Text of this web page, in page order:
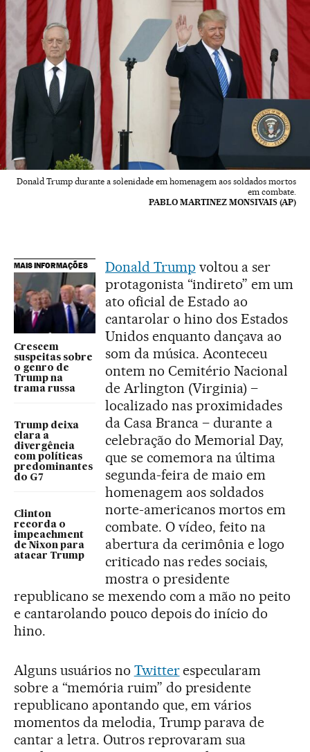
Donald Trump durante a solenidade em homenagem aos soldados mortos
em combate.
PABLO MARTINEZ MONSIVAIS (AP)
MAIS INFORMAÇÕES
Crescem
suspeitas sobre
o genro de
Trump na
trama russa
Trump deixa
clara a
divergência
com políticas
predominantes
do G7
Clinton
recorda o
impeachment
de Nixon para
atacar Trump
Donald Trump voltou a ser
protagonista “indireto” em um
ato oficial de Estado ao
cantarolar o hino dos Estados
Unidos enquanto dançava ao
som da música. Aconteceu
ontem no Cemitério Nacional
de Arlington (Virginia) –
localizado nas proximidades
da Casa Branca – durante a
celebração do Memorial Day,
que se comemora na última
segunda-feira de maio em
homenagem aos soldados
norte-americanos mortos em
combate. O vídeo, feito na
abertura da cerimônia e logo
criticado nas redes sociais,
mostra o presidente
republicano se mexendo com a mão no peito
e cantarolando pouco depois do início do
hino.
Alguns usuários no Twitterespecularam
sobre a “memória ruim” do presidente
republicano apontando que, em vários
momentos da melodia, Trump parava de
cantar a letra. Outros reprovaram sua